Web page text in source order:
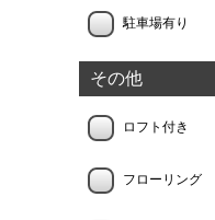
駐車場有り
その他
ロフト付き
フローリング